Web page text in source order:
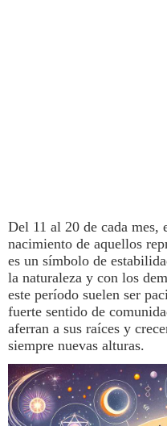
Del 11 al 20 de cada mes,
nacimientode aquellos
es un símbolo de
la naturaleza y con los
este período suelen ser
fuerte sentido de
aferran a sus raíces y
siempre nuevas alturas.